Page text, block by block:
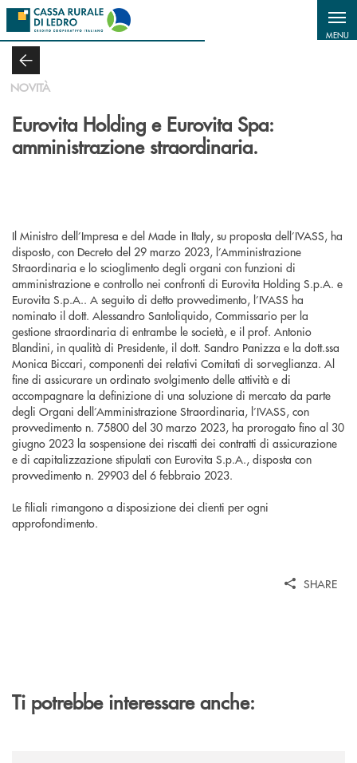
Salta al contenuto principale
MENU
NOVITÀ
Eurovita Holding e Eurovita Spa:
amministrazione straordinaria.
Il Ministro dell’Impresa e del Made in Italy, su proposta dell’IVASS, ha
disposto, con Decreto del 29 marzo 2023, l’Amministrazione
Straordinaria e lo scioglimento degli organi con funzioni di
amministrazione e controllo nei confronti di Eurovita Holding S.p.A. e
Eurovita S.p.A.. A seguito di detto provvedimento, l’IVASS ha
nominato il dott. Alessandro Santoliquido, Commissario per la
gestione straordinaria di entrambe le società, e il prof. Antonio
Blandini, in qualità di Presidente, il dott. Sandro Panizza e la dott.ssa
Monica Biccari, componenti dei relativi Comitati di sorveglianza. Al
fine di assicurare un ordinato svolgimento delle attività e di
accompagnare la definizione di una soluzione di mercato da parte
degli Organi dell’Amministrazione Straordinaria, l’IVASS, con
provvedimento n. 75800 del 30 marzo 2023, ha prorogato fino al 30
giugno 2023 la sospensione dei riscatti dei contratti di assicurazione
e di capitalizzazione stipulati con Eurovita S.p.A., disposta con
provvedimento n. 29903 del 6 febbraio 2023.
Le filiali rimangono a disposizione dei clienti per ogni
approfondimento.
SHARE
Ti potrebbe interessare anche: